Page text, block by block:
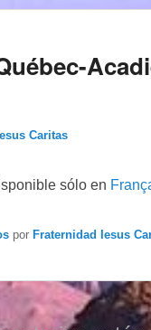
Caritas
sólo en
por Fraternidad Iesus